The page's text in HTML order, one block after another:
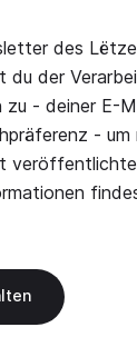
des
du der
zu - deiner E-
- um